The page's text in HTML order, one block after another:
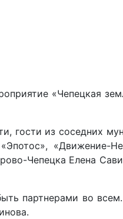
«Чепецкая
гости из соседних
«Движение-
Чепецка Елена
партнерами во